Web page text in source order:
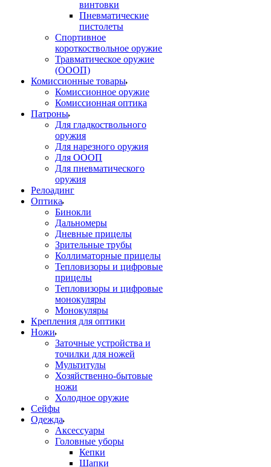
винтовки
Пневматические
пистолеты
Спортивное
короткоствольное оружие
Травматическое оружие
(ОООП)
Комиссионные товары
Комиссионное оружие
Комиссионная оптика
Патроны
Для гладкоствольного
оружия
Для нарезного оружия
Для ОООП
Для пневматического
оружия
Релоадинг
Оптика
Бинокли
Дальномеры
Дневные прицелы
Зрительные трубы
Коллиматорные прицелы
Тепловизоры и цифровые
прицелы
Тепловизоры и цифровые
монокуляры
Монокуляры
Крепления для оптики
Ножи
Заточные устройства и
точилки для ножей
Мультитулы
Хозяйственно-бытовые
ножи
Холодное оружие
Сейфы
Одежда
Аксессуары
Головные уборы
Кепки
Шапки